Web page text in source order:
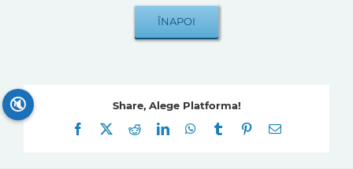
Share, Alege Platforma!
Facebook
RedditLinkedInWhatsApp
Tumblr Pinterest
E-
🔇